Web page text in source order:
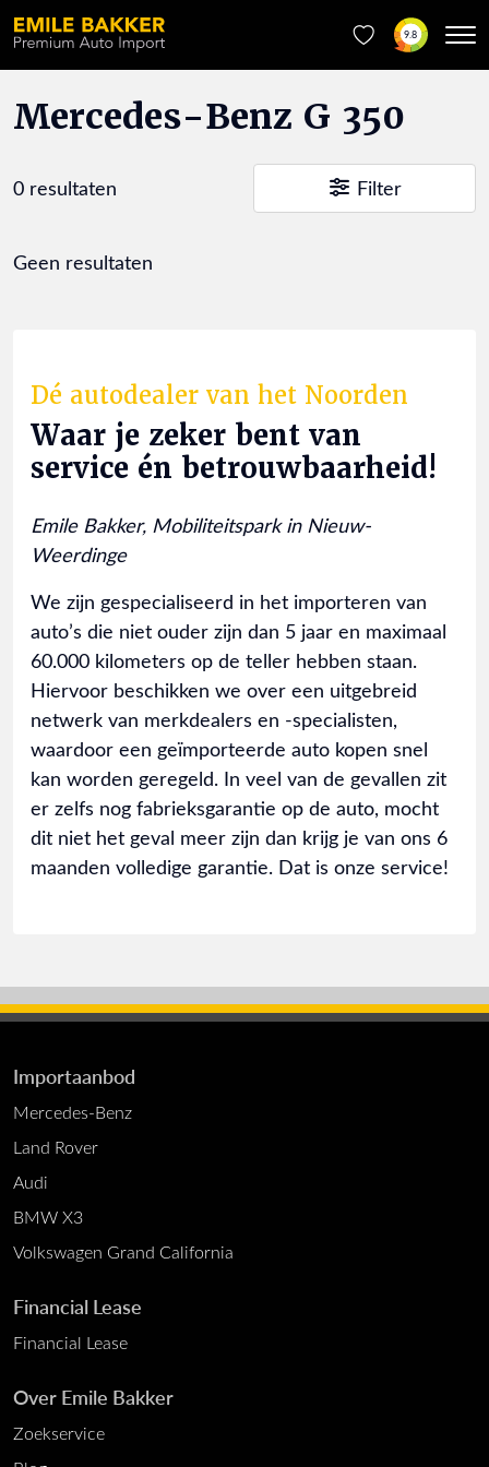
9.8
Mercedes-Benz G 350
0 resultaten Filter
Geen resultaten
Dé autodealer van het Noorden
Waar je zeker bent van
service én betrouwbaarheid!
Emile Bakker, Mobiliteitspark in Nieuw-
Weerdinge
We zijn gespecialiseerd in het importeren van
auto’s die niet ouder zijn dan 5 jaar en maximaal
60.000 kilometers op de teller hebben staan.
Hiervoor beschikken we over een uitgebreid
netwerk van merkdealers en -specialisten,
waardoor een geïmporteerde auto kopen snel
kan worden geregeld. In veel van de gevallen zit
er zelfs nog fabrieksgarantie op de auto, mocht
dit niet het geval meer zijn dan krijg je van ons 6
maanden volledige garantie. Dat is onze service!
Importaanbod
Mercedes-Benz
Land Rover
Audi
BMW X3
Volkswagen Grand California
Financial Lease
Financial Lease
Over Emile Bakker
Zoekservice